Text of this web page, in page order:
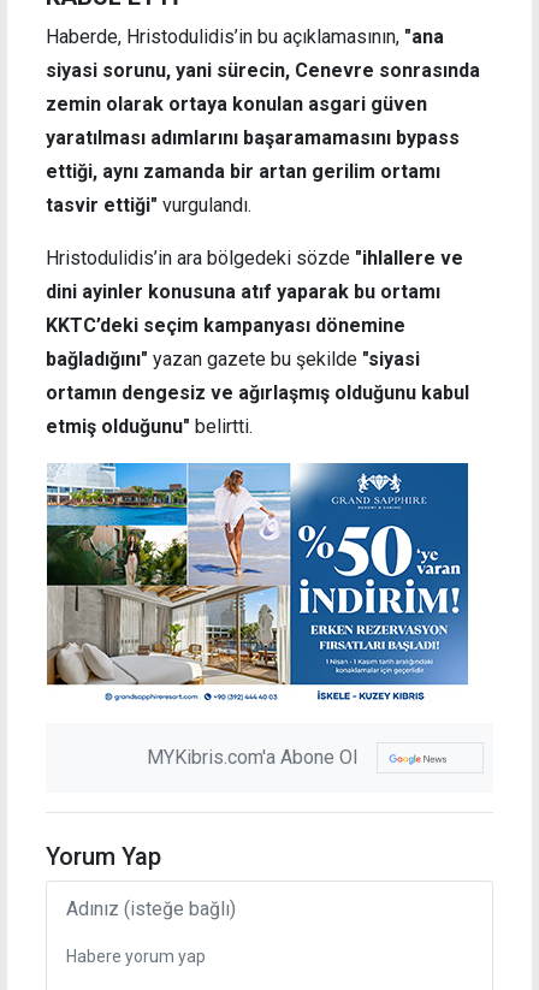
Haberde, Hristodulidis’in bu açıklamasının, "ana
siyasi sorunu, yani sürecin, Cenevre sonrasında
zemin olarak ortaya konulan asgari güven
yaratılması adımlarını başaramamasını bypass
ettiği, aynı zamanda bir artan gerilim ortamı
tasvir ettiği" vurgulandı.
Hristodulidis’in ara bölgedeki sözde "ihlallere ve
dini ayinler konusuna atıf yaparak bu ortamı
KKTC’deki seçim kampanyası dönemine
bağladığını" yazan gazete bu şekilde "siyasi
ortamın dengesiz ve ağırlaşmış olduğunu kabul
etmiş olduğunu" belirtti.
MYKibris.com'a Abone Ol
Yorum Yap